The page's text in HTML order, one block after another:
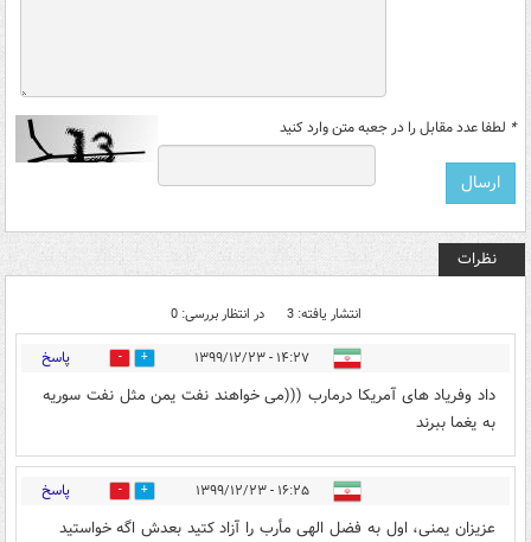
* لطفا عدد مقابل را در جعبه متن وارد کنید
نظرات
انتشار یافته: 3 در انتظار بررسی: 0
۱۴:۲۷ - ۱۳۹۹/۱۲/۲۳ 0 پاسخ
داد وفریاد های آمریکا درمارب (((می خواهند نفت یمن مثل نفت سوریه
به یغما ببرند
۱۶:۲۵ - ۱۳۹۹/۱۲/۲۳ 0 پاسخ
عزیزان یمنی، اول به فضل الهی مأرب را آزاد کتید بعدش اگه خواستید